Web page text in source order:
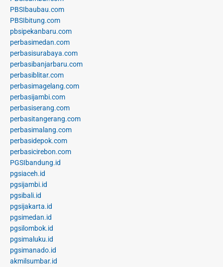
PBSIbaubau.com
PBSIbitung.com
pbsipekanbaru.com
perbasimedan.com
perbasisurabaya.com
perbasibanjarbaru.com
perbasiblitar.com
perbasimagelang.com
perbasijambi.com
perbasiserang.com
perbasitangerang.com
perbasimalang.com
perbasidepok.com
perbasicirebon.com
PGSIbandung.id
pgsiaceh.id
pgsijambi.id
pgsibali.id
pgsijakarta.id
pgsimedan.id
pgsilombok.id
pgsimaluku.id
pgsimanado.id
akmilsumbar.id